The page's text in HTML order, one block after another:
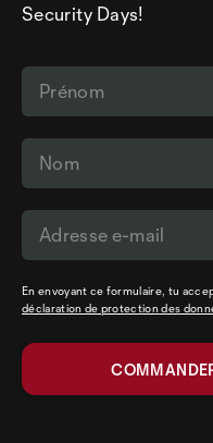
Security Days!
En envoyant ce formulaire, tu
déclaration de protection des